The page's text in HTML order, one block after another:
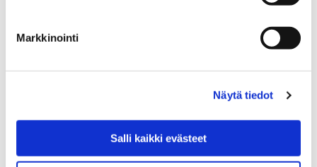
Markkinointi
Näytä tiedot
Salli kaikki evästeet
Palveluverkkouudistus
Tilastotietoa Ahlaisista
Tilastotietoa Ahlaisista